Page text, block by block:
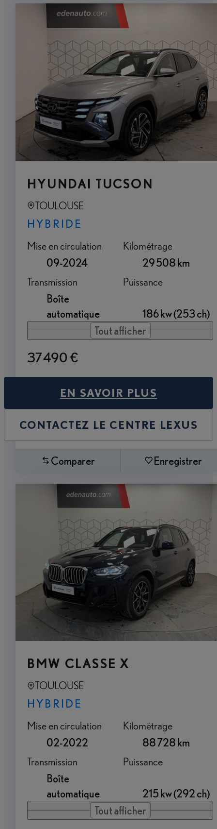
HYUNDAI TUCSON
TOULOUSE
HYBRIDE
Mise en circulation
09-2024
Kilométrage
29 508 km
Transmission
Boîte
automatique
Puissance
186 kw (253 ch)
Tout afficher
37 490 €
EN SAVOIR PLUS
CONTACTEZ LE CENTRE LEXUS
Comparer Enregistrer
BMW CLASSE X
TOULOUSE
HYBRIDE
Mise en circulation
02-2022
Kilométrage
88 728 km
Transmission
Boîte
automatique
Puissance
215 kw (292 ch)
Tout afficher